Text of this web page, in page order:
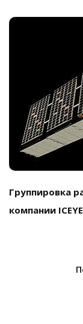
Группировка
компании